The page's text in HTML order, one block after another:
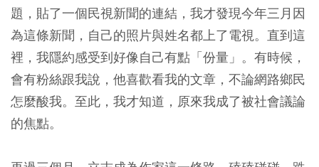
題，貼了一個民視新聞的連結，我才發現今年三月因
為這條新聞，自己的照片與姓名都上了電視。直到這
裡，我隱約感受到好像自己有點「份量」。有時候，
會有粉絲跟我說，他喜歡看我的文章，不論網路鄉民
怎麼酸我。至此，我才知道，原來我成了被社會議論
的焦點。